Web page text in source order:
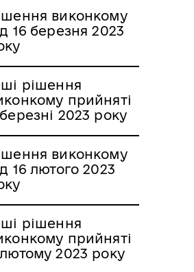
виконкому
16 березня 2023
рішення
прийняті
2023 року
виконкому
16 лютого 2023
рішення
прийняті
2023 року